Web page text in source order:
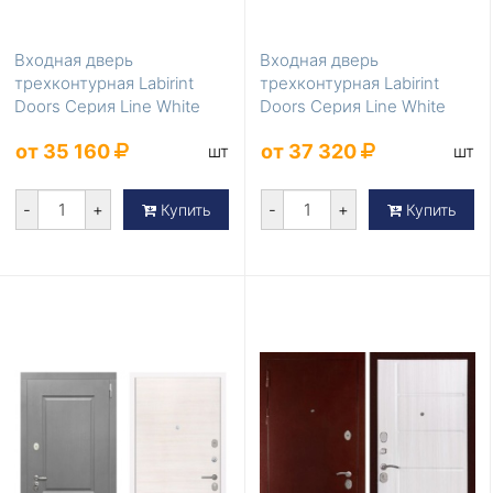
Входная дверь
трехконтурная Labirint
Doors Серия Line White
от 35 160 шт
- + Купить
Входная дверь
трехконтурная Labirint
Doors Серия Line White
от 37 320 шт
- + Купить